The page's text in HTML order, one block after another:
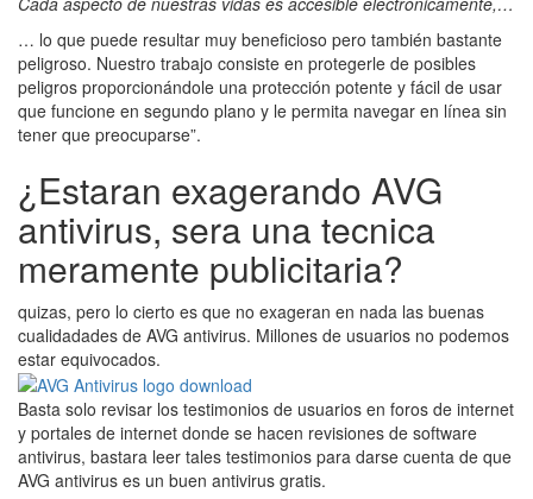
… lo que puede resultar muy beneficioso pero también bastante
peligroso. Nuestro trabajo consiste en protegerle de posibles
peligros proporcionándole una protección potente y fácil de usar
que funcione en segundo plano y le permita navegar en línea sin
tener que preocuparse”.
¿Estaran exagerando AVG
antivirus, sera una tecnica
meramente publicitaria?
quizas, pero lo cierto es que no exageran en nada las buenas
cualidadades de AVG antivirus. Millones de usuarios no podemos
estar equivocados.
Basta solo revisar los testimonios de usuarios en foros de internet
y portales de internet donde se hacen revisiones de software
antivirus, bastara leer tales testimonios para darse cuenta de que
AVG antivirus es un buen antivirus gratis.